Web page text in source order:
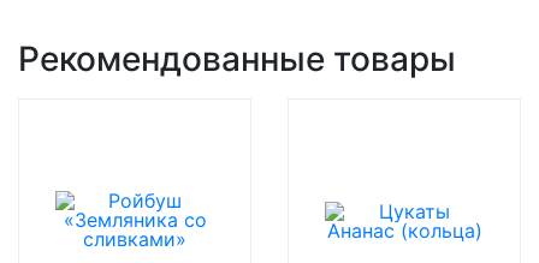
Рекомендованные товары